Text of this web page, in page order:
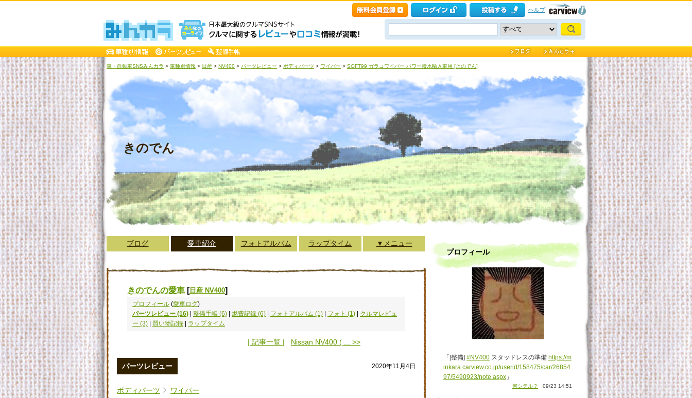
ヘルプ
車・自動車SNSみんカラ > 車種別情報 > 日産 > NV400 > パーツレビュー > ボディパーツ > ワイパー > SOFT99 ガラコワイパー パワー撥水輸入車用 [きのでん]
きのでん
ブログ 愛車紹介 フォトアルバム ラップタイム ▼メニュー
きのでんの愛車 [ 日産 NV400]
プロフィール (愛車ログ)
パーツレビュー (16)
整備手帳 (6) 燃費記録 (6) フォトアルバム (1) フォト (1)
クルマレビュ
ー (3)
買い物記録 ラップタイム
| 記事一覧 | Nissan NV400 ( ... >>
パーツレビュー 2020年11月4日
ボディパーツ ワイパー
プロフィール
「[整備] #NV400 スタッドレスの準備 https://m
inkara.carview.co.jp/userid/158475/car/26854
97/5490923/note.aspx 」
何シテル？ 09/23 14:51